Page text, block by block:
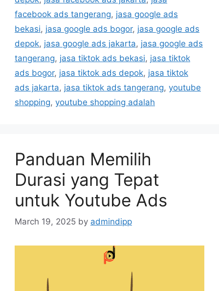
facebook ads tangerang, jasa google ads
bekasi, jasa google ads bogor, jasa google ads
depok, jasa google ads jakarta, jasa google ads
tangerang, jasa tiktok ads bekasi, jasa tiktok
ads bogor, jasa tiktok ads depok, jasa tiktok
ads jakarta, jasa tiktok ads tangerang, youtube
shopping, youtube shopping adalah
Panduan Memilih
Durasi yang Tepat
untuk Youtube Ads
March 19, 2025 by admindipp